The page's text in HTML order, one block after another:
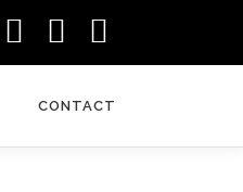
CONTACT